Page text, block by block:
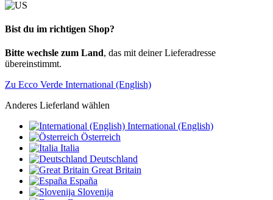
Bist du im richtigen Shop?
Bitte wechsle zum Land, das mit deiner Lieferadresse
übereinstimmt.
Zu Ecco Verde International (English)
Anderes Lieferland wählen
International (English)
Österreich
Italia
Deutschland
Great Britain
España
Slovenija